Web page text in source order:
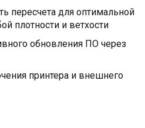
пересчета для оптимальной
плотности и ветхости
обновления ПО через
принтера и внешнего